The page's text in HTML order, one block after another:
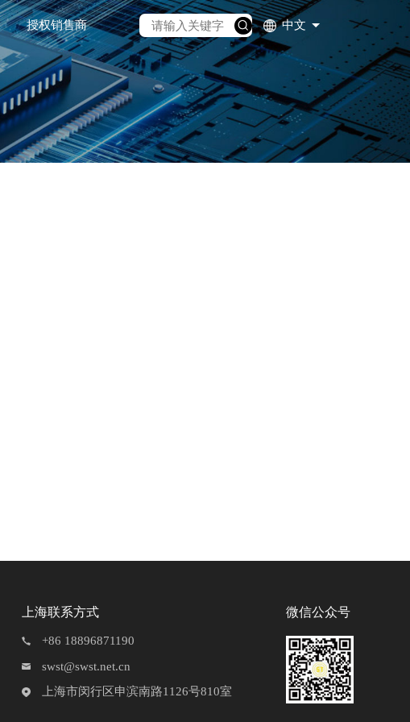
授权销售商 中文
上海联系方式
+86 18896871190
swst@swst.net.cn
上海市闵行区申滨南路1126号810室
微信公众号